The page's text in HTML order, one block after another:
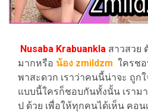
Nusaba Krabuankla สาวสวย
มากหรือ น้อง zmildzm ใครช
พาสะดวก เราว่าคนนี้น่าจะ ถูก
แบบนี้ใครก็ชอบกันทั้งนั้น เราม
ป ด้วย เพื่อให้ทุกคนได้เห็น คอ